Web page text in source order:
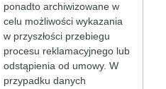
ponadto archiwizowane w
celu możliwości wykazania
w przyszłości przebiegu
procesu reklamacyjnego lub
odstąpienia od umowy. W
przypadku danych